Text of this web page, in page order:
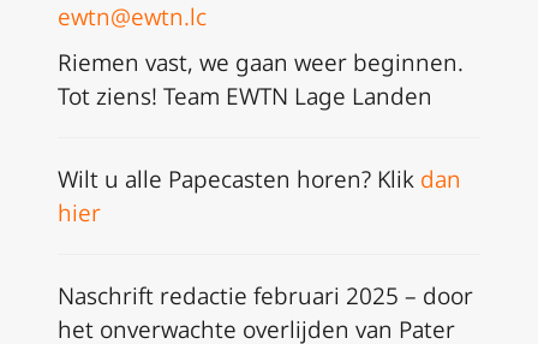
ewtn@ewtn.lc
Riemen vast, we gaan weer beginnen.
Tot ziens! Team EWTN Lage Landen
Wilt u alle Papecasten horen? Klik dan
hier
Naschrift redactie februari 2025 – door
het onverwachte overlijden van Pater